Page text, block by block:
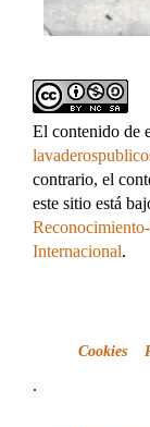
El contenido de
contrario, el
este sitio está
Internacional.
Cookies
.